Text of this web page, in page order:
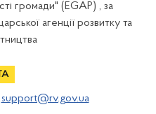
громади" (EGAP) , за
агенції розвитку та
support@rv.gov.ua